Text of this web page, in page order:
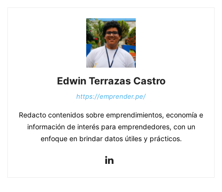
Edwin Terrazas Castro
https://emprender.pe/
Redacto contenidos sobre emprendimientos, economía e
información de interés para emprendedores, con un
enfoque en brindar datos útiles y prácticos.